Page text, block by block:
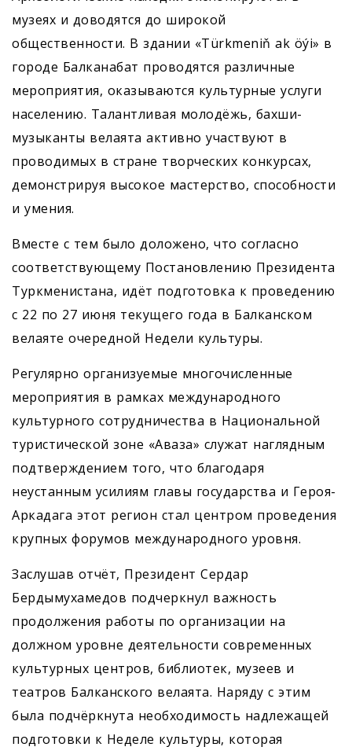
музеях и доводятся до широкой
общественности. В здании «Türkmeniň ak öýi» в
городе Балканабат проводятся различные
мероприятия, оказываются культурные услуги
населению. Талантливая молодёжь, бахши-
музыканты велаята активно участвуют в
проводимых в стране творческих конкурсах,
демонстрируя высокое мастерство, способности
и умения.
Вместе с тем было доложено, что согласно
соответствующему Постановлению Президента
Туркменистана, идёт подготовка к проведению
с 22 по 27 июня текущего года в Балканском
велаяте очередной Недели культуры.
Регулярно организуемые многочисленные
мероприятия в рамках международного
культурного сотрудничества в Национальной
туристической зоне «Аваза» служат наглядным
подтверждением того, что благодаря
неустанным усилиям главы государства и Героя-
Аркадага этот регион стал центром проведения
крупных форумов международного уровня.
Заслушав отчёт, Президент Сердар
Бердымухамедов подчеркнул важность
продолжения работы по организации на
должном уровне деятельности современных
культурных центров, библиотек, музеев и
театров Балканского велаята. Наряду с этим
была подчёркнута необходимость надлежащей
подготовки к Неделе культуры, которая